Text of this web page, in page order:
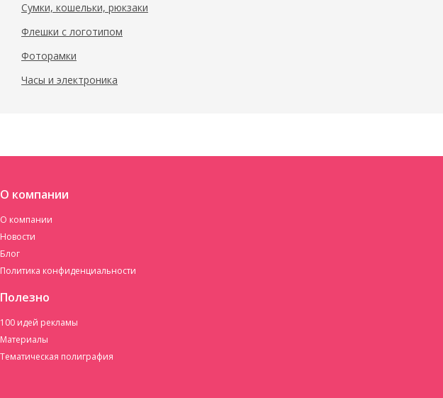
Сумки, кошельки, рюкзаки
Флешки с логотипом
Фоторамки
Часы и электроника
О компании
О компании
Новости
Блог
Политика конфиденциальности
Полезно
100 идей рекламы
Материалы
Тематическая полиграфия